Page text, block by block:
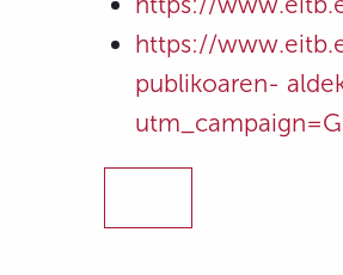
https://
publikoaren-